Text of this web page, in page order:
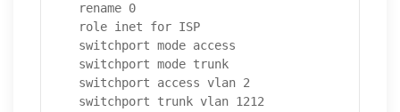
    rename 0
    role inet for ISP
    switchport mode access
    switchport mode trunk
    switchport access vlan 2
    switchport trunk vlan 1212